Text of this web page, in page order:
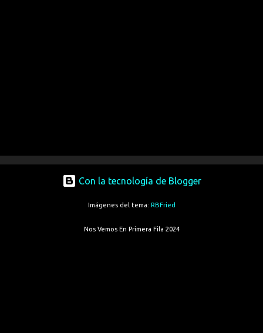
Con la tecnología de Blogger
Imágenes del tema: RBFried
Nos Vemos En Primera Fila 2024